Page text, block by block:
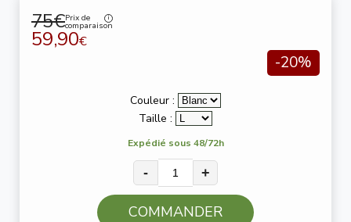
75€Prix de
comparaison
59,90€
-20%
Couleur :
Taille :
Expédié sous 48/72h
- +
COMMANDER